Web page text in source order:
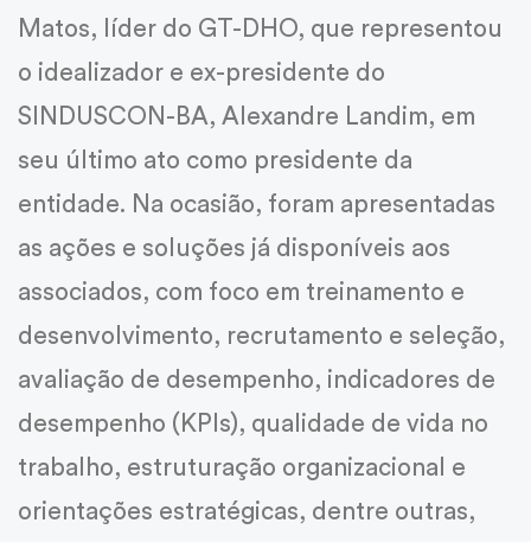
Matos, líder do GT-DHO, que representou
o idealizador e ex-presidente do
SINDUSCON-BA, Alexandre Landim, em
seu último ato como presidente da
entidade. Na ocasião, foram apresentadas
as ações e soluções já disponíveis aos
associados, com foco em treinamento e
desenvolvimento, recrutamento e seleção,
avaliação de desempenho, indicadores de
desempenho (KPIs), qualidade de vida no
trabalho, estruturação organizacional e
orientações estratégicas, dentre outras,